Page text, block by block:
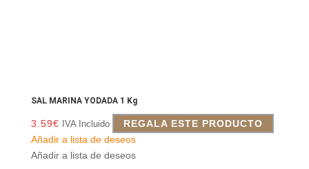
SAL MARINA YODADA 1 Kg
3.59€ IVA Incluido
REGALA ESTE PRODUCTO
Añadir a lista de deseos
Añadir a lista de deseos